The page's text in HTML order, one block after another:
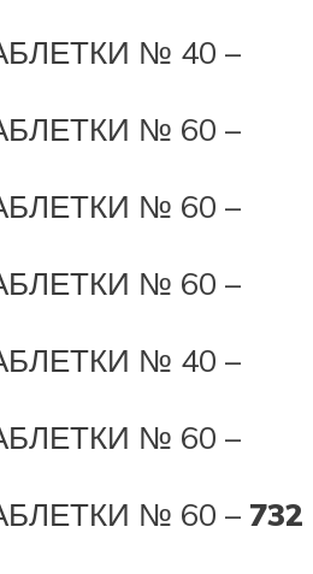
№ 40 –
№ 60 –
№ 60 –
№ 60 –
№ 40 –
№ 60 –
№ 60 – 732